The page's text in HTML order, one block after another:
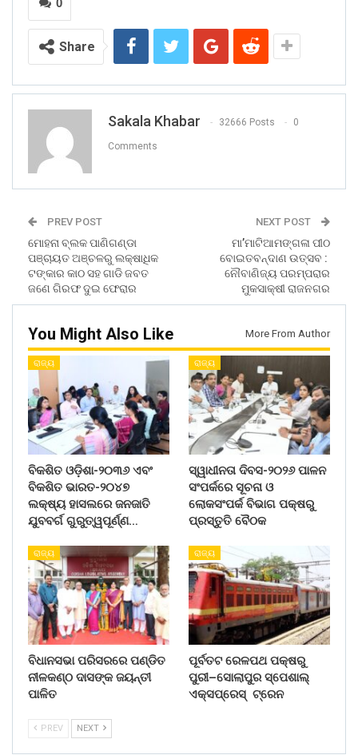
Share
Sakala Khabar 32666 Posts 0
Comments
PREV POST
ମୋହନା ବ୍ଲକ ପାଣିଗଣ୍ଡା
ପଞ୍ଚାୟତ ଅଞ୍ଚଳରୁ ଲକ୍ଷାଧିକ
ଟଙ୍କାର କାଠ ସହ ଗାଡି ଜବତ
ଜଣେ ଗିରଫ ଦୁଇ ଫେରାର
NEXT POST
ମା’ମାଟିଆମଙ୍ଗଳା ପୀଠ
ବୋଇତବନ୍ଦାଣ ଉତ୍ସବ :
ନୌବାଣିଜ୍ୟ ପରମ୍ପରାର
ମୁକସାକ୍ଷୀ ରାଜନଗର
You Might Also Like More From Author
ରାଜ୍ୟ
ବିକଶିତ ଓଡ଼ିଶା-୨୦୩୬ ଏବଂ
ବିକଶିତ ଭାରତ-୨୦୪୭
ଲକ୍ଷ୍ୟ ହାସଲରେ ଜନଜାତି
ଯୁବବର୍ଗ ଗୁରୁତ୍ୱପୂର୍ଣ୍ଣ…
ରାଜ୍ୟ
ସ୍ୱାଧୀନତା ଦିବସ-୨୦୨୬ ପାଳନ
ସଂପର୍କରେ ସୂଚନା ଓ
ଲୋକସଂପର୍କ ବିଭାଗ ପକ୍ଷରୁ
ପ୍ରସ୍ତୁତି ବୈଠକ
ରାଜ୍ୟ
ବିଧାନସଭା ପରିସରରେ ପଣ୍ଡିତ
ନୀଳକଣ୍ଠ ଦାସଙ୍କ ଜୟନ୍ତୀ
ପାଳିତ
ରାଜ୍ୟ
ପୂର୍ବତଟ ରେଳପଥ ପକ୍ଷରୁ
ପୁରୀ–ସୋଲାପୁର ସ୍ପେଶାଲ୍
ଏକ୍ସପ୍ରେସ୍ ଟ୍ରେନ
PREV NEXT